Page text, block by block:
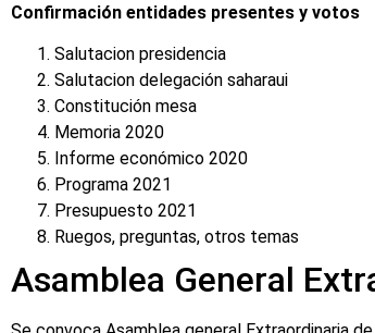
Confirmación entidades presentes y votos
Salutacion presidencia
Salutacion delegación saharaui
Constitución mesa
Memoria 2020
Informe económico 2020
Programa 2021
Presupuesto 2021
Ruegos, preguntas, otros temas
Asamblea General